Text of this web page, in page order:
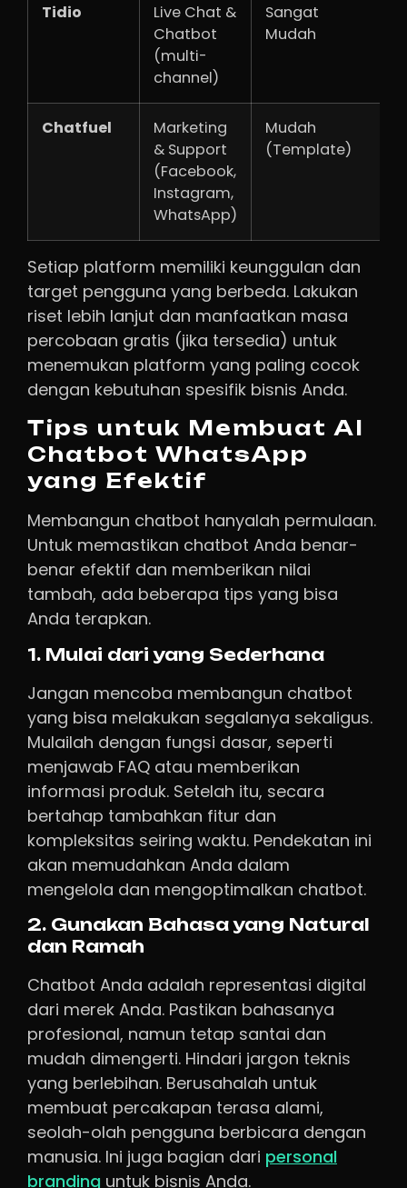
Tidio
Live Chat &
Chatbot
(multi-
channel)
Sangat
Mudah
Chatfuel
Marketing
& Support
(Facebook,
Instagram,
WhatsApp)
Mudah
(Template)
Setiap platform memiliki keunggulan dan
target pengguna yang berbeda. Lakukan
riset lebih lanjut dan manfaatkan masa
percobaan gratis (jika tersedia) untuk
menemukan platform yang paling cocok
dengan kebutuhan spesifik bisnis Anda.
Tips untuk Membuat AI
Chatbot WhatsApp
yang Efektif
Membangun chatbot hanyalah permulaan.
Untuk memastikan chatbot Anda benar-
benar efektif dan memberikan nilai
tambah, ada beberapa tips yang bisa
Anda terapkan.
1. Mulai dari yang Sederhana
Jangan mencoba membangun chatbot
yang bisa melakukan segalanya sekaligus.
Mulailah dengan fungsi dasar, seperti
menjawab FAQ atau memberikan
informasi produk. Setelah itu, secara
bertahap tambahkan fitur dan
kompleksitas seiring waktu. Pendekatan ini
akan memudahkan Anda dalam
mengelola dan mengoptimalkan chatbot.
2. Gunakan Bahasa yang Natural
dan Ramah
Chatbot Anda adalah representasi digital
dari merek Anda. Pastikan bahasanya
profesional, namun tetap santai dan
mudah dimengerti. Hindari jargon teknis
yang berlebihan. Berusahalah untuk
membuat percakapan terasa alami,
seolah-olah pengguna berbicara dengan
manusia. Ini juga bagian dari personal
branding untuk bisnis Anda.